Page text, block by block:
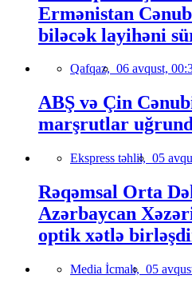
Ermənistan
biləcək layihəni
Qafqaz, 06 avqust,
ABŞ və Çin
marşrutlar
Ekspress təhlil, 05
Rəqəmsal Orta
Azərbaycan
optik xətlə
Media İcmalı, 05